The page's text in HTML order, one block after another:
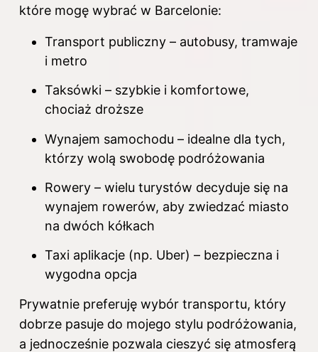
które mogę wybrać w Barcelonie:
Transport publiczny – autobusy, tramwaje
i metro
Taksówki – szybkie i komfortowe,
chociaż droższe
Wynajem samochodu – idealne dla tych,
którzy wolą swobodę podróżowania
Rowery – wielu turystów decyduje się na
wynajem rowerów, aby zwiedzać miasto
na dwóch kółkach
Taxi aplikacje (np. Uber) – bezpieczna i
wygodna opcja
Prywatnie preferuję wybór transportu, który
dobrze pasuje do mojego stylu podróżowania,
a jednocześnie pozwala cieszyć się atmosferą